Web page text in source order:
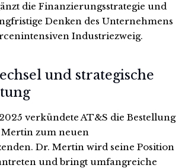
die Finanzierungsstrategie und
Denken des Unternehmens
Industriezweig.
und strategische
verkündete AT&S die Bestellung
zum neuen
Dr. Mertin wird seine Position
und bringt umfangreiche